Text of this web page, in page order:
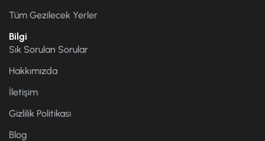
Tüm Gezilecek Yerler
Bilgi
Sık Sorulan Sorular
Hakkımızda
İletişim
Gizlilik Politikası
Blog